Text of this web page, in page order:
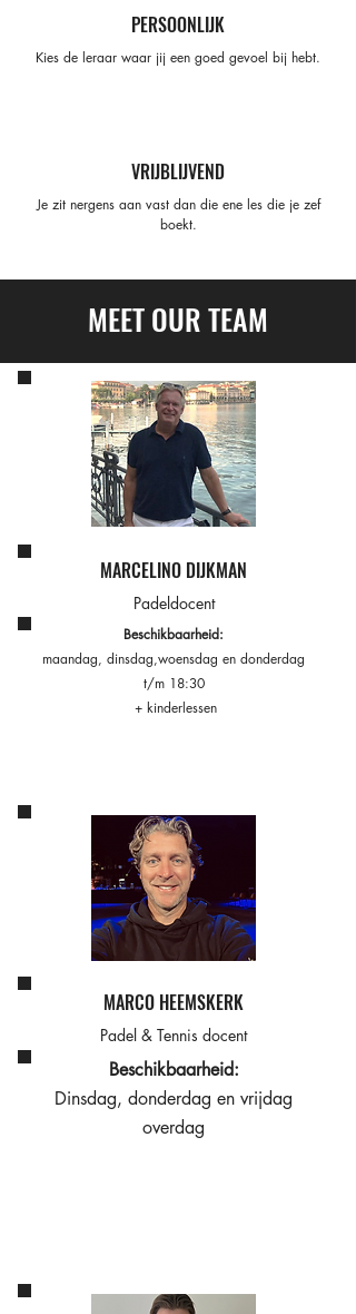
PERSOONLIJK
Kies de leraar waar jij een goed gevoel bij hebt.
VRIJBLIJVEND
Je zit nergens aan vast dan die ene les die je zef
boekt.
MEET OUR TEAM
MARCELINO DIJKMAN
Padeldocent
Beschikbaarheid:
maandag, dinsdag,woensdag en donderdag
t/m 18:30
+ kinderlessen
MARCO HEEMSKERK
Padel & Tennis docent
Beschikbaarheid:
Dinsdag, donderdag en vrijdag
overdag​